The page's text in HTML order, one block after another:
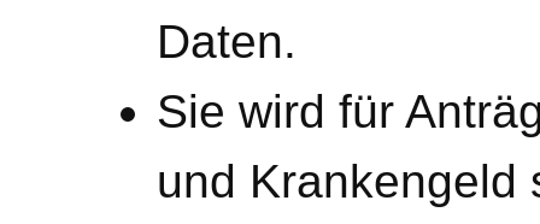
Daten.
Sie wird für
und Krankengeld